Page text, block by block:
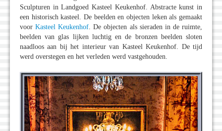
Sculpturen in Landgoed Kasteel Keukenhof. Abstracte kunst in
een historisch kasteel. De beelden en objecten leken als gemaakt
voorKasteel Keukenhof . De objecten als sieraden in de ruimte,
beelden van glas lijken luchtig en de bronzen beelden sloten
naadloos aan bij het interieur van Kasteel Keukenhof. De tijd
werd overstegen en het verleden werd vastgehouden.